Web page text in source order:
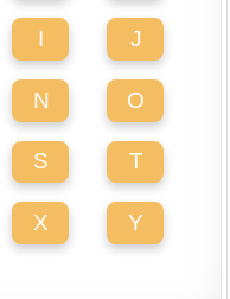
I J
N O
S T
X Y